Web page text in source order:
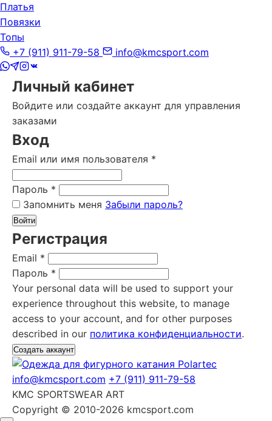
Платья
Повязки
Топы
+7 (911) 911-79-58
info@kmcsport.com
Личный кабинет
Войдите или создайте аккаунт для управления
заказами
Вход
Email или имя пользователя *
Пароль *
Запомнить меня Забыли пароль?
Войти
Регистрация
Email *
Пароль *
Your personal data will be used to support your
experience throughout this website, to manage
access to your account, and for other purposes
described in our политика конфиденциальности.
Создать аккаунт
info@kmcsport.com +7 (911) 911-79-58
KMC SPORTSWEAR ART
Copyright © 2010-2026 kmcsport.com